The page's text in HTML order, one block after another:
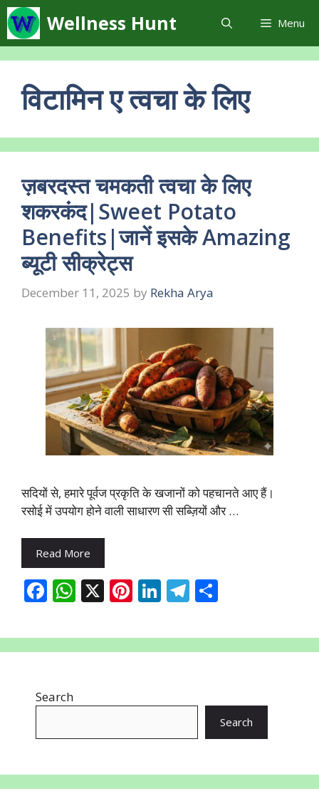
Skip
to
content
Wellness Hunt Menu
विटामिन ए त्वचा के लिए
ज़बरदस्त चमकती त्वचा के लिए
शकरकंद|Sweet Potato
Benefits|जानें इसके Amazing
ब्यूटी सीक्रेट्स
December 11, 2025 by Rekha Arya
सदियों से, हमारे पूर्वज प्रकृति के खजानों को पहचानते आए हैं।
रसोई में उपयोग होने वाली साधारण सी सब्ज़ियों और …
Read More
F
e
b
o
W
at
s
p
X Pi
er
e
Li
k
e
n
T
e
gr
m
ar
e
Search
Search